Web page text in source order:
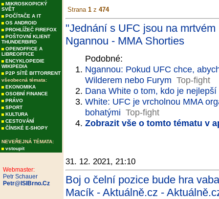
MIKROSKOPICKÝ
SVĚT
POČÍTAČE A IT
OS ANDROID
PROHLÍŽEČ FIREFOX
POŠTOVNÍ KLIENT
THUNDERBIRD
OPENOFFICE A
LIBREOFFICE
ENCYKLOPEDIE
WIKIPEDIA
P2P SÍTĚ BITTORRENT
všeobecná témata:
EKONOMIKA
OSOBNÍ FINANCE
PRÁVO
SPORT
KULTURA
CESTOVÁNÍ
ČÍNSKÉ E-SHOPY
NEVEŘEJNÁ TÉMATA:
vstoupit
Webmaster:
Petr Schauer
Petr@ISIBrno.Cz
Strana 1 z 474
"Jednání s UFC jsou na
Ngannou - MMA Shorties
Podobné:
Ngannou: Pokud UFC chce,
Wilderem nebo Furym Top-fight
Dana White o tom, kdo je
White: UFC je vrcholnou MMA
bohatými Top-fight
Zobrazit vše o tomto tématu v
31. 12. 2021, 21:10
Boj o čelní pozice bude hra
Macík - Aktuálně.cz -